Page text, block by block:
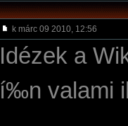
k márc 09 2010, 12:56
Idézek a
í‰n valami